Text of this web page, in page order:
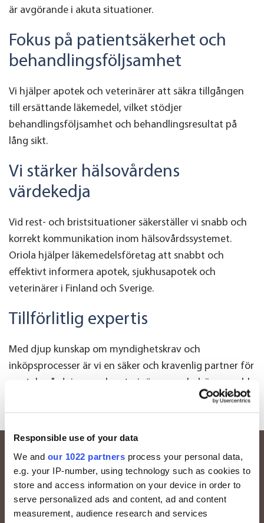
Responsible use of your data
We and our 1022 partners process your personal data,
e.g. your IP-number, using technology such as cookies to
store and access information on your device in order to
serve personalized ads and content, ad and content
measurement, audience research and services
är avgörande i akuta situationer.
Fokus på patientsäkerhet och
behandlingsföljsamhet
Vi hjälper apotek och veterinärer att säkra tillgången
till ersättande läkemedel, vilket stödjer
behandlingsföljsamhet och behandlingsresultat på
lång sikt.
Vi stärker hälsovårdens
värdekedja
Vid rest- och bristsituationer säkerställer vi snabb och
korrekt kommunikation inom hälsovårdssystemet.
Oriola hjälper läkemedelsföretag att snabbt och
effektivt informera apotek, sjukhusapotek och
veterinärer i Finland och Sverige.
Tillförlitlig expertis
Med djup kunskap om myndighetskrav och
inköpsprocesser är vi en säker och kravenlig partner för
apotek, vårdgivare och veterinärer som behöver snabb
Vill du veta mer?
Våra experter finns här för att svara på dina frågor
och berätta mer om våra tjänster. Oavsett om du